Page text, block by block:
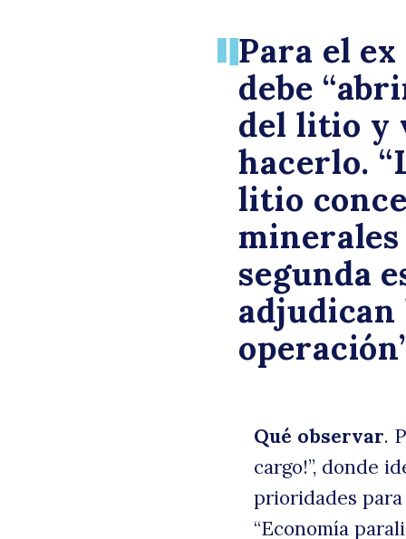
Para el
debe
del litio y
hacerlo.
litio
segunda
adjudican
Qué observar.
cargo!”, donde
prioridades para
“Economía